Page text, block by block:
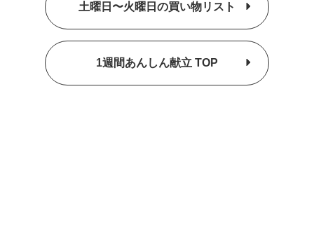
土曜日〜火曜日の買い物リスト
1週間あんしん献立 TOP